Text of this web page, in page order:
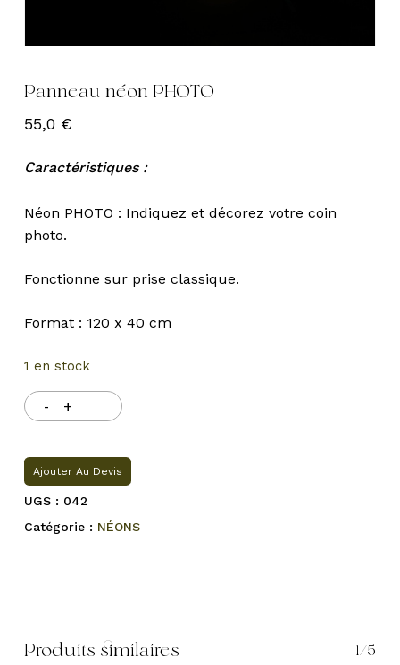
Panneau néon PHOTO
55,0 €
Caractéristiques :
Néon PHOTO : Indiquez et décorez votre coin
photo.
Fonctionne sur prise classique.
Format : 120 x 40 cm
1 en stock
Ajouter Au Devis
UGS : 042
Catégorie : NÉONS
Produits similaires 1/5